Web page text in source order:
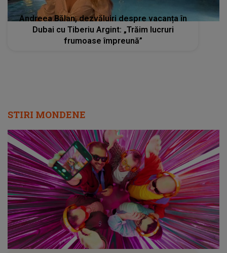
Andreea Bălan, dezvăluiri despre vacanța în
Dubai cu Tiberiu Argint: „Trăim lucruri
frumoase împreună”
STIRI MONDENE